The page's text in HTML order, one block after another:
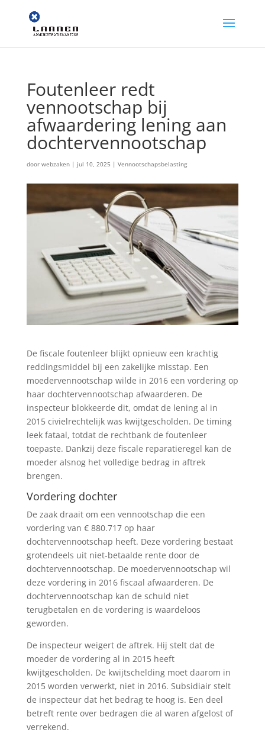
Foutenleer redt
vennootschap bij
afwaardering lening aan
dochtervennootschap
door webzaken| jul 10, 2025 | Vennootschapsbelasting
De fiscale foutenleer blijkt opnieuw een krachtig
reddingsmiddel bij een zakelijke misstap. Een
moedervennootschap wilde in 2016 een vordering op
haar dochtervennootschap afwaarderen. De
inspecteur blokkeerde dit, omdat de lening al in
2015 civielrechtelijk was kwijtgescholden. De timing
leek fataal, totdat de rechtbank de foutenleer
toepaste. Dankzij deze fiscale reparatieregel kan de
moeder alsnog het volledige bedrag in aftrek
brengen.
Vordering dochter
De zaak draait om een vennootschap die een
vordering van € 880.717 op haar
dochtervennootschap heeft. Deze vordering bestaat
grotendeels uit niet-betaalde rente door de
dochtervennootschap. De moedervennootschap wil
deze vordering in 2016 fiscaal afwaarderen. De
dochtervennootschap kan de schuld niet
terugbetalen en de vordering is waardeloos
geworden.
De inspecteur weigert de aftrek. Hij stelt dat de
moeder de vordering al in 2015 heeft
kwijtgescholden. De kwijtschelding moet daarom in
2015 worden verwerkt, niet in 2016. Subsidiair stelt
de inspecteur dat het bedrag te hoog is. Een deel
betreft rente over bedragen die al waren afgelost of
verrekend.